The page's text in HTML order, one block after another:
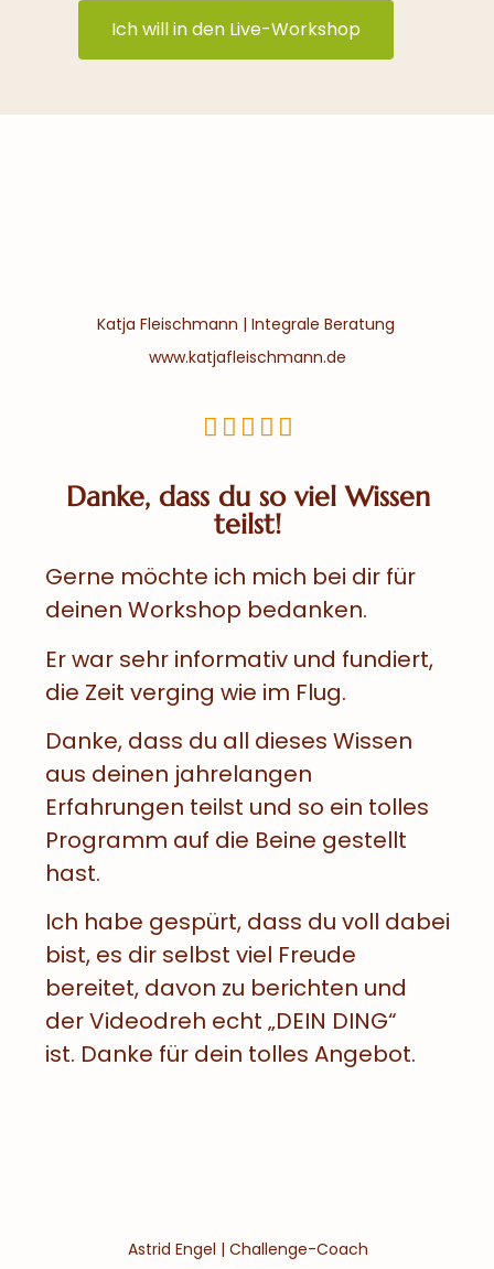
Ich will in den Live-Workshop
Katja Fleischmann | Integrale Beratung
www.katjafleischmann.de
    
Danke, dass du so viel Wissen
teilst!
Gerne möchte ich mich bei dir für
deinen Workshop bedanken.
Er war sehr informativ und fundiert,
die Zeit verging wie im Flug.
Danke, dass du all dieses Wissen
aus deinen jahrelangen
Erfahrungen teilst und so ein tolles
Programm auf die Beine gestellt
hast.
Ich habe gespürt, dass du voll dabei
bist, es dir selbst viel Freude
bereitet, davon zu berichten und
der Videodreh echt „DEIN DING“
ist. Danke für dein tolles Angebot.
Astrid Engel | Challenge-Coach